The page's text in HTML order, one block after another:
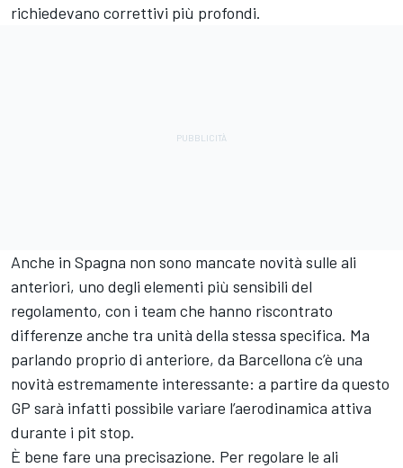
richiedevano correttivi più profondi.
Anche in Spagna non sono mancate novità sulle ali
anteriori, uno degli elementi più sensibili del
regolamento, con i team che hanno riscontrato
differenze anche tra unità della stessa specifica. Ma
parlando proprio di anteriore, da Barcellona c’è una
novità estremamente interessante: a partire da questo
GP sarà infatti possibile variare l’aerodinamica attiva
durante i pit stop.
È bene fare una precisazione. Per regolare le ali